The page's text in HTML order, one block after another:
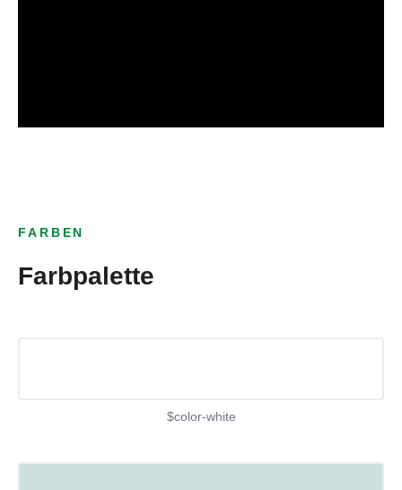
FARBEN
Farbpalette
$color-white